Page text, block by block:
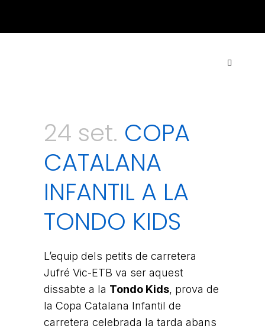
24 set. COPA
CATALANA
INFANTIL A LA
TONDO KIDS
L’equip dels petits de carretera
Jufré Vic-ETB va ser aquest
dissabte a la Tondo Kids, prova de
la Copa Catalana Infantil de
carretera celebrada la tarda abans